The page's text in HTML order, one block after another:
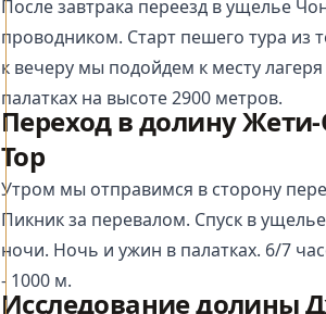
После завтрака переезд в ущелье
проводником. Старт пешего тура из
к вечеру мы подойдем к месту
палатках на высоте 2900 метров.
Переход в долину
Тор
Утром мы отправимся в сторону
Пикник за перевалом. Спуск в
ночи. Ночь и ужин в палатках. 6/7
- 1000 м.
Исследование долины